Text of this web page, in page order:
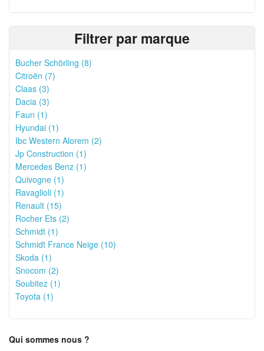
Filtrer par marque
Bucher Schörling (8)
Citroën (7)
Claas (3)
Dacia (3)
Faun (1)
Hyundai (1)
Ibc Western Alorem (2)
Jp Construction (1)
Mercedes Benz (1)
Quivogne (1)
Ravaglioli (1)
Renault (15)
Rocher Ets (2)
Schmidt (1)
Schmidt France Neige (10)
Skoda (1)
Snocom (2)
Soubitez (1)
Toyota (1)
Qui sommes nous ?